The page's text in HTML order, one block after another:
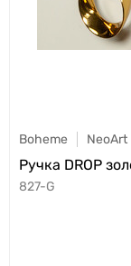
Boheme NeoArt
Ручка DROP
827-G